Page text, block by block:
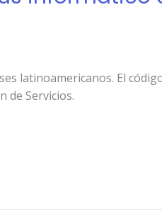
latinoamericanos. El
de Servicios.